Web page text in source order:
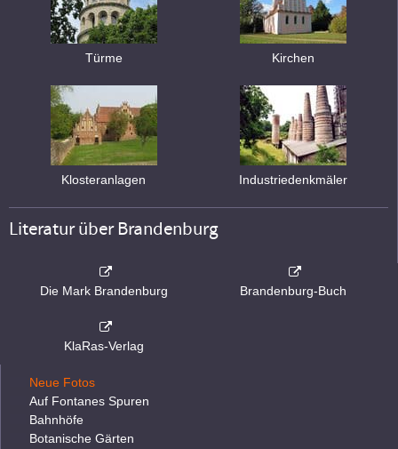
Türme Kirchen
Klosteranlagen Industriedenkmäler
Literatur über Brandenburg
Die Mark Brandenburg Brandenburg-Buch
KlaRas-Verlag
Neue Fotos
Auf Fontanes Spuren
Bahnhöfe
Botanische Gärten